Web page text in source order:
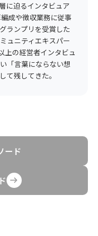
に迫るインタビュア
成や徴収業務に従事
ランプリを受賞した
ュニティエキスパー
上の経営者インタビュ
「言葉にならない想
て残してきた。
ード